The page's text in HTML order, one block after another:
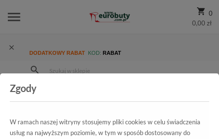
0
0,00 zł
DODATKOWY RABAT KOD: RABAT
Kolekcja damska
Czółenka
Zgody
W ramach naszej witryny stosujemy pliki cookies w celu świadczenia
usług na najwyższym poziomie, w tym w sposób dostosowany do